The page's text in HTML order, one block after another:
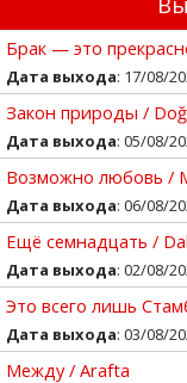
Брак — это
Дата выхода: 17/08/
Закон природы /
Дата выхода: 05/08/
Возможно любовь /
Дата выхода: 06/08/
Ещё семнадцать /
Дата выхода: 02/08/
Это всего лишь
Дата выхода: 03/08/
Между / Arafta